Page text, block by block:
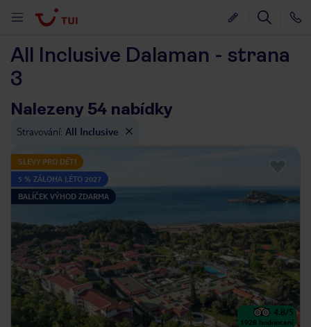
All Inclusive Dalaman - strana
3
Nalezeny 54 nabídky
Stravování: All Inclusive
SLEVY PRO DĚTI
5 % ZÁLOHA LÉTO 2027
BALÍČEK VÝHOD ZDARMA
4.8/5
1928 hodnocení